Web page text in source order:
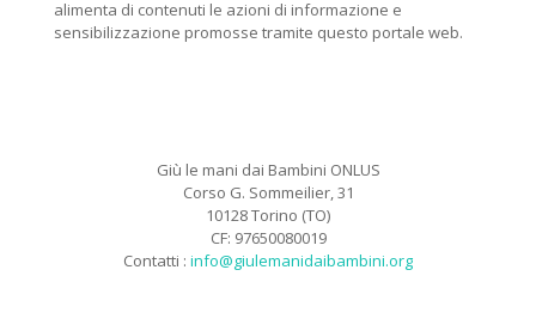
alimenta di contenuti le azioni di informazione e
sensibilizzazione promosse tramite questo portale web.
Giù le mani dai Bambini ONLUS
Corso G. Sommeilier, 31
10128 Torino (TO)
CF: 97650080019
Contatti : info@giulemanidaibambini.org